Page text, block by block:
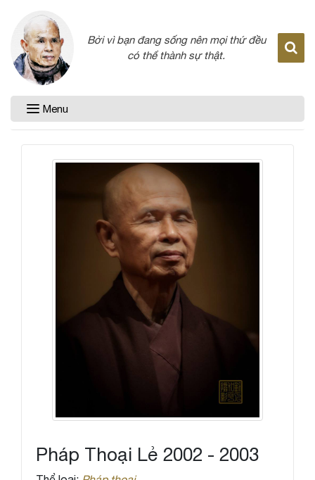
Bởi vì bạn đang sống nên mọi thứ đều
có thể thành sự thật.
Menu
Pháp Thoại Lẻ 2002 - 2003